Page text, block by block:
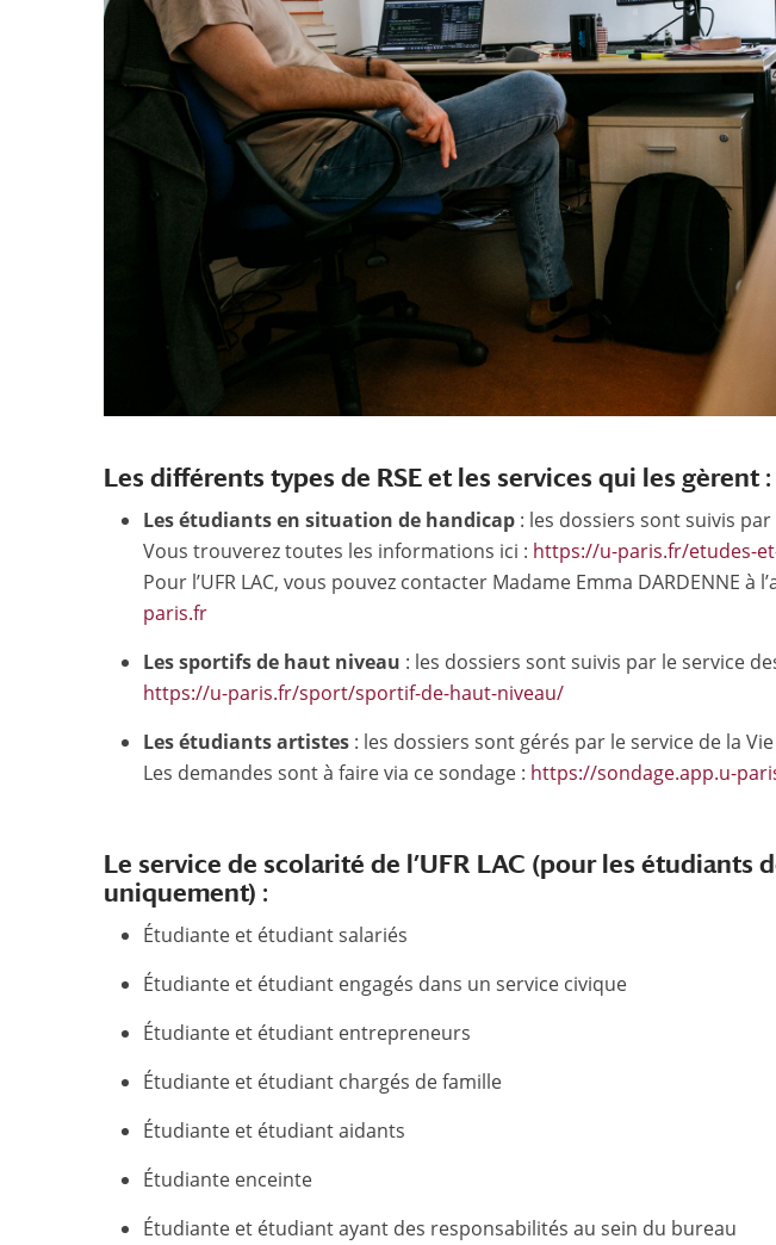
Les différents types de RSE et les services qui les gèrent :
Les étudiants en situation de handicap : les dossiers sont suivis
Vous trouverez toutes les informations ici : https://u-paris.fr/etudes-
Pour l’UFR LAC, vous pouvez contacter Madame Emma DARDENNE à
paris.fr
Les sportifs de haut niveau : les dossiers sont suivis par le service
https://u-paris.fr/sport/sportif-de-haut-niveau/
Les étudiants artistes : les dossiers sont gérés par le service de la
Les demandes sont à faire via ce sondage : https://sondage.app.u-
Le service de scolarité de l’UFR LAC (pour les étudiants
uniquement) :
Étudiante et étudiant salariés
Étudiante et étudiant engagés dans un service civique
Étudiante et étudiant entrepreneurs
Étudiante et étudiant chargés de famille
Étudiante et étudiant aidants
Étudiante enceinte
Étudiante et étudiant ayant des responsabilités au sein du bureau